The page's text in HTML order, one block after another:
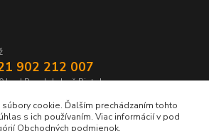
902 212 007
hod Pondelok až Piatok
cookie. Ďalším prechádzaním tohto
s ich používaním. Viac informácií v pod
Obchodných podmienok.